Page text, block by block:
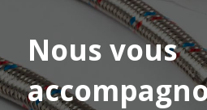
Nous vous